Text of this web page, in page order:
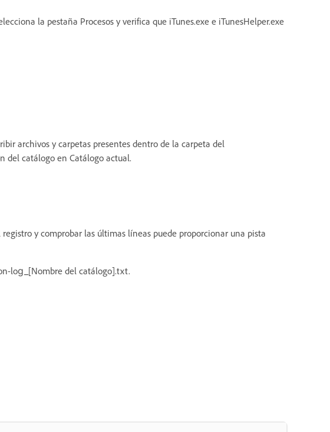
la pestaña Procesos y verifica que iTunes.exe e iTunesHelper.exe
archivos y carpetas presentes dentro de la carpeta del
del catálogo en Catálogo actual.
y comprobar las últimas líneas puede proporcionar una pista
log_[Nombre del catálogo].txt.